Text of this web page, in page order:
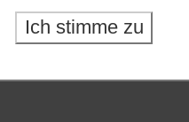
Ich stimme zu